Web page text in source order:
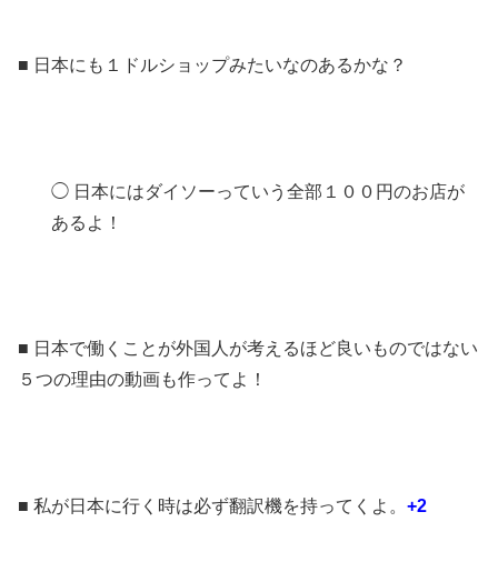
■ 日本にも１ドルショップみたいなのあるかな？
◯ 日本にはダイソーっていう全部１００円のお店が
あるよ！
■ 日本で働くことが外国人が考えるほど良いものではない
５つの理由の動画も作ってよ！
■ 私が日本に行く時は必ず翻訳機を持ってくよ。 +2